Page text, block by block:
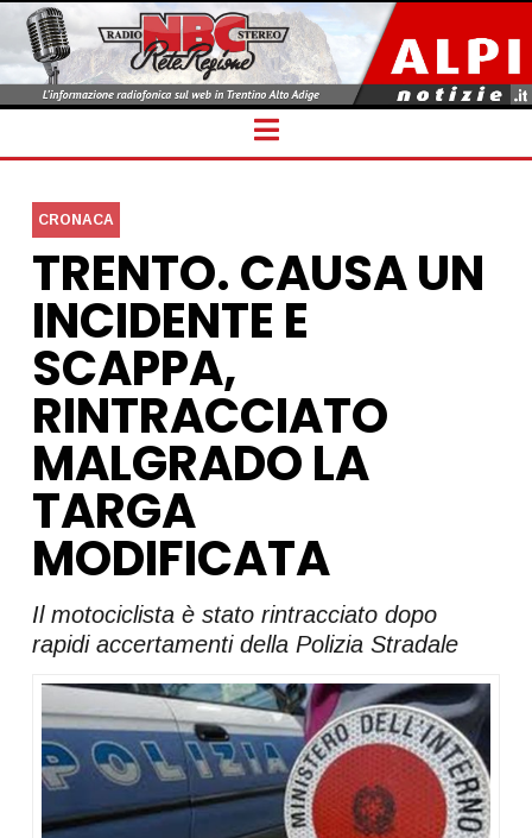
Navigation
CRONACA
TRENTO. CAUSA UN
INCIDENTE E
SCAPPA,
RINTRACCIATO
MALGRADO LA
TARGA
MODIFICATA
Il motociclista è stato rintracciato dopo
rapidi accertamenti della Polizia Stradale